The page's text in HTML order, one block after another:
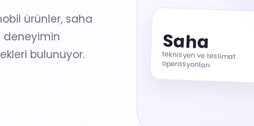
ürünler, saha
deneyimin
bulunuyor.
Saha
teknisyen ve teslimat
operasyonları